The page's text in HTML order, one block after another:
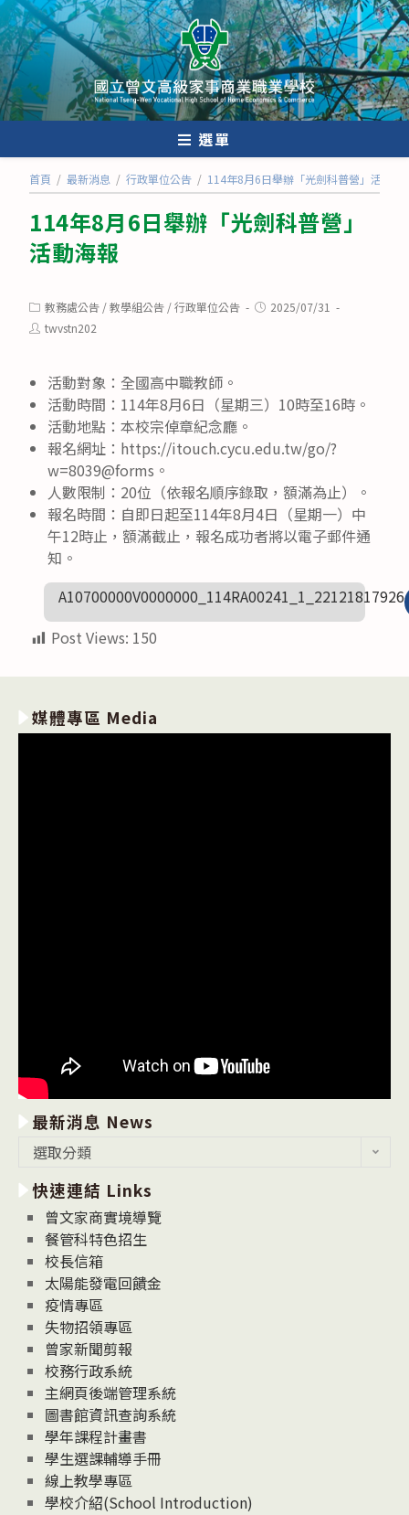
跳
轉
至
主
要
內
選單
首頁 / 最新消息 / 行政單位公告 / 114年8月6日舉辦「光劍科普營」活動海
114年8月6日舉辦「光劍科普營」
活動海報
Post
category:
教務處公告 /教學組公告 /行政單位公告
Post2025/07/31
Posttwvstn202
活動對象：全國高中職教師。
活動時間：114年8月6日（星期三）10時至16時。
活動地點：本校宗倬章紀念廳。
報名網址：https://itouch.cycu.edu.tw/go/?
w=8039@forms。
人數限制：20位（依報名順序錄取，額滿為止）。
報名時間：自即日起至114年8月4日（星期一）中
午12時止，額滿截止，報名成功者將以電子郵件通
知。
A10700000V0000000_114RA00241_1_22121817926
Post Views: 150
媒體專區 Media
最新消息 News
消
息
News
選取分類
快速連結 Links
曾文家商實境導覽
餐管科特色招生
校長信箱
太陽能發電回饋金
疫情專區
失物招領專區
曾家新聞剪報
校務行政系統
主網頁後端管理系統
圖書館資訊查詢系統
學年課程計畫書
學生選課輔導手冊
線上教學專區
學校介紹(School Introduction)